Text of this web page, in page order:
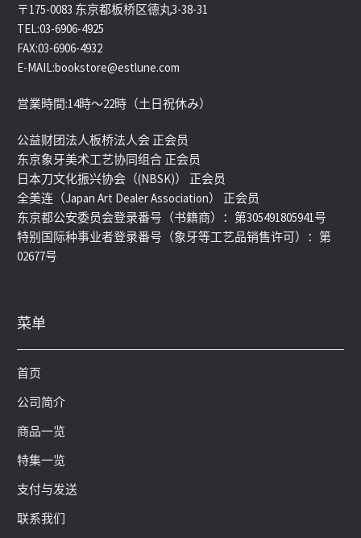
〒175-0083 东京都板桥区德丸3-38-31
TEL:03-6906-4925
FAX:03-6906-4932
E-MAIL:bookstore@estlune.com
営業時間:14時～22時（土日祝休み）
公益财团法人板桥法人会 正会员
东京象牙美术工艺协同组合 正会员
日本刀文化振兴协会（(NBSK)） 正会员
全美连（Japan Art Dealer Association） 正会员
东京都公安委员会登录番号（书籍商）：第305491805941号
特别国际种事业者登录番号（象牙等工艺品销售许可）：第
02677号
菜单
首页
公司简介
商品一览
特集一览
支付与发送
联系我们